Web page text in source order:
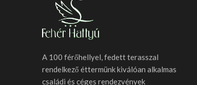
A 100 férőhellyel, fedett terasszal
rendelkező éttermünk kiválóan alkalmas
családi és céges rendezvények